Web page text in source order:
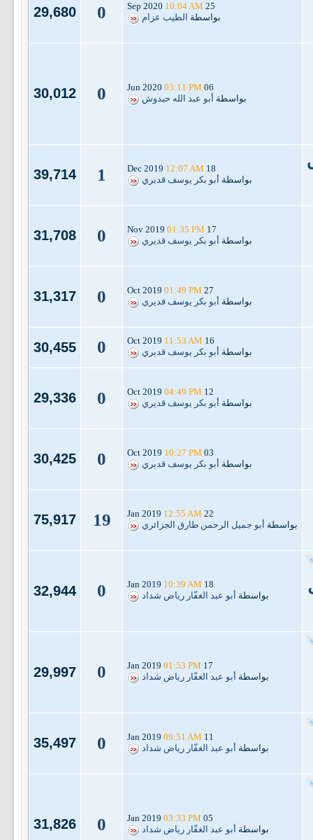
25 Sep 2020
10:04 AM
بواسطة الطيب عزام 0
29,680
06 Jun 2020
03:11 PM
بواسطة أبو عبد الله حيدوش 0
30,012
18 Dec 2019
12:07 AM
بواسطة أبو بكر يوسف قديري 1
39,714
17 Nov 2019
01:35 PM
بواسطة أبو بكر يوسف قديري 0
31,708
27 Oct 2019
01:49 PM
بواسطة أبو بكر يوسف قديري 0
31,317
16 Oct 2019
11:53 AM
بواسطة أبو بكر يوسف قديري 0
30,455
12 Oct 2019
04:49 PM
بواسطة أبو بكر يوسف قديري 0
29,336
03 Oct 2019
10:27 PM
بواسطة أبو بكر يوسف قديري 0
30,425
22 Jan 2019
12:55 AM
بواسطة أبو جميل الرحمن طارق الجزائري 19
75,917
18 Jan 2019
10:39 AM
بواسطة أبو عبد الغفّار رياض شداد 0
32,944
17 Jan 2019
01:53 PM
بواسطة أبو عبد الغفّار رياض شداد 0
29,997
11 Jan 2019
09:51 AM
بواسطة أبو عبد الغفّار رياض شداد 0
35,497
05 Jan 2019
03:33 PM
بواسطة أبو عبد الغفّار رياض شداد 0
31,826